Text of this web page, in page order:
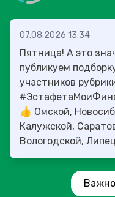
07.08.2026 13:34
Пятница! А это
публикуем
участников
#ЭстафетаМоиФинансы!
👍 Омской,
Калужской,
Вологодской,
областям!